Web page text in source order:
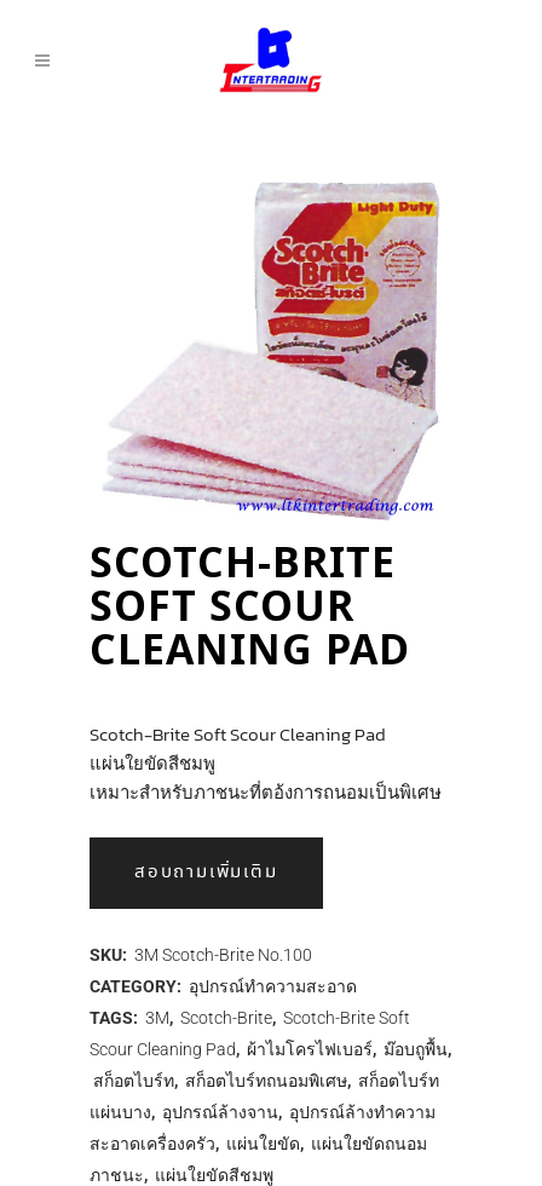
SCOTCH-BRITE
SOFT SCOUR
CLEANING PAD
Scotch-Brite Soft Scour Cleaning Pad
แผ่นใยขัดสีชมพู
เหมาะสำหรับภาชนะที่ตอ้งการถนอมเป็นพิเศษ
สอบถามเพิ่มเติม
SKU: 3M Scotch-Brite No.100
CATEGORY: อุปกรณ์ทำความสะอาด
TAGS: 3M, Scotch-Brite, Scotch-Brite Soft
Scour Cleaning Pad, ผ้าไมโครไฟเบอร์, ม๊อบถูพื้น,
สก็อตไบร์ท, สก็อตไบร์ทถนอมพิเศษ, สก็อตไบร์ท
แผ่นบาง, อุปกรณ์ล้างจาน, อุปกรณ์ล้างทำความ
สะอาดเครื่องครัว, แผ่นใยขัด, แผ่นใยขัดถนอม
ภาชนะ, แผ่นใยขัดสีชมพู